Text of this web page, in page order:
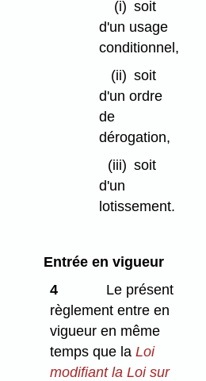
(i) soit
d'un usage
conditionnel,
(ii) soit
d'un ordre
de
dérogation,
(iii) soit
d'un
lotissement.
Entrée en vigueur
4
Le présent
règlement entre en
vigueur en même
temps que laLoi
modifiant la Loi sur